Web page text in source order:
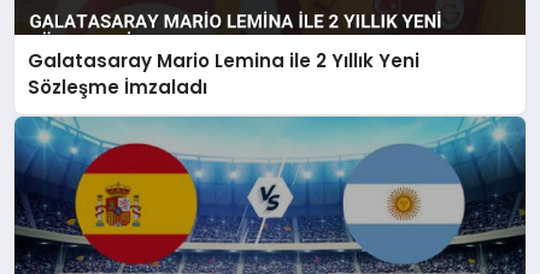
Galatasaray Mario Lemina ile 2 Yıllık Yeni
Sözleşme İmzaladı